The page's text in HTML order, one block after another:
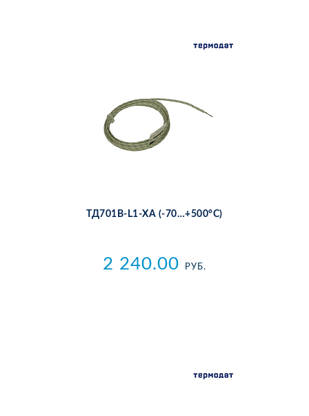
ТД701B-L1-ХА (-70…+500°С)
2 240.00 РУБ.